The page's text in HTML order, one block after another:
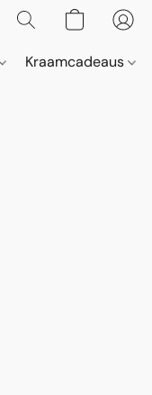
Kraamcadeaus